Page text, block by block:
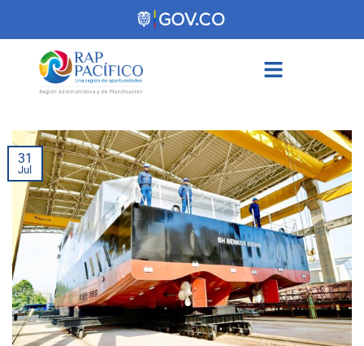
31
Jul